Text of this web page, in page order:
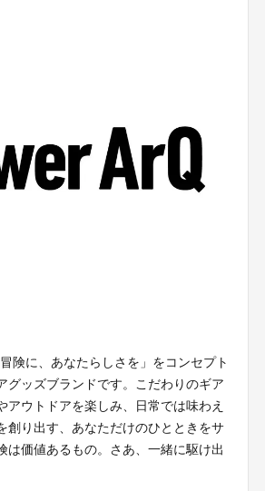
冒険に、あなたらしさを」をコンセプト
グッズブランドです。こだわりのギア
アウトドアを楽しみ、日常では味わえ
創り出す、あなただけのひとときをサ
は価値あるもの。さあ、一緒に駆け出